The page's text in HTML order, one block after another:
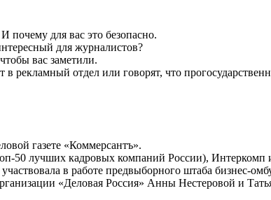
для вас это безопасно.
для журналистов?
вас заметили.
отдел или говорят, что
газете «Коммерсантъ».
50 лучших кадровых компаний России),
в работе предвыборного штаба бизнес-
«Деловая Россия» Анны Нестеровой и